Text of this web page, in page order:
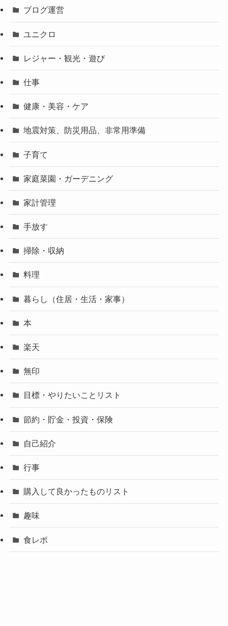
ブログ運営
ユニクロ
レジャー・観光・遊び
仕事
健康・美容・ケア
地震対策、防災用品、非常用準備
子育て
家庭菜園・ガーデニング
家計管理
手放す
掃除・収納
料理
暮らし（住居・生活・家事）
本
楽天
無印
目標・やりたいことリスト
節約・貯金・投資・保険
自己紹介
行事
購入して良かったものリスト
趣味
食レポ